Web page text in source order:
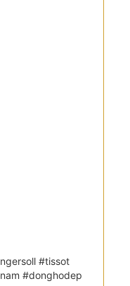
#tissot
#donghodep